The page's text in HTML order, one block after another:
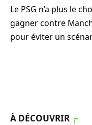
Le PSG n’a plus le
gagner contre
pour éviter un
À DÉCOUVRIR ┌